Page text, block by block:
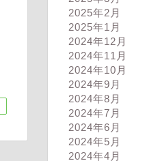
2025年2月
2025年1月
2024年12月
2024年11月
2024年10月
2024年9月
2024年8月
2024年7月
2024年6月
2024年5月
2024年4月